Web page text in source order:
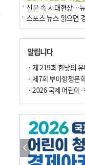
신문 속 시대현상…
스포츠 뉴스 읽으면
팩트체크[전체보기]
의령 한우산 털중나리
한 손 뉴스[전체보기]
알립니다
· 제 219회 한낮의
· 제7회 부마항쟁문
· 2026 국제 어린이